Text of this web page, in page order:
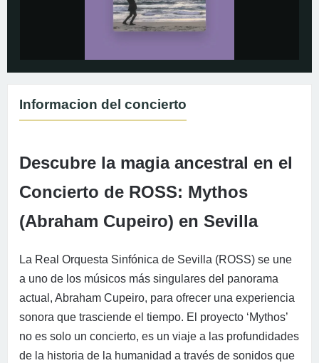
Informacion del concierto
Descubre la magia ancestral en el
Concierto de ROSS: Mythos
(Abraham Cupeiro) en Sevilla
La Real Orquesta Sinfónica de Sevilla (ROSS) se une
a uno de los músicos más singulares del panorama
actual, Abraham Cupeiro, para ofrecer una experiencia
sonora que trasciende el tiempo. El proyecto ‘Mythos’
no es solo un concierto, es un viaje a las profundidades
de la historia de la humanidad a través de sonidos que